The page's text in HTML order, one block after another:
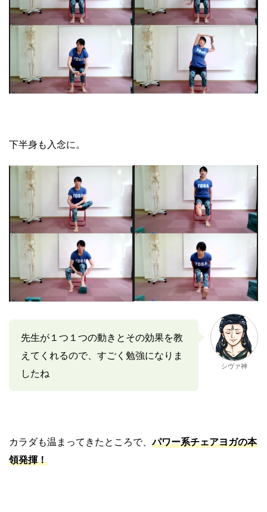
下半身も入念に。
先生が１つ１つの動きとその効果を教
えてくれるので、すごく勉強になりま
したね
シヴァ神
カラダも温まってきたところで、パワー系チェアヨガの本
領発揮！